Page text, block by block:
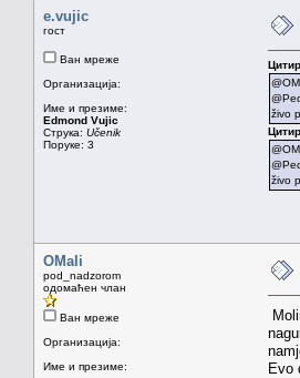
e.vujic
гост
Ван мреже
Организација:
Име и презиме:
Edmond Vujic
Струка: Učenik
Поруке: 3
živo
živo
OMali
pod_nadzorom
одомаћен члан
Ван мреже
Организација:
Име и презиме:
Evo